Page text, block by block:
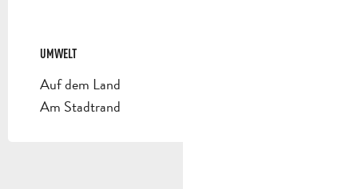
UMWELT
UMWELT
Auf dem Land
Am Stadtrand